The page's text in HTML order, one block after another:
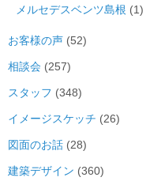
メルセデスベンツ島根 (1)
お客様の声 (52)
相談会 (257)
スタッフ (348)
イメージスケッチ (26)
図面のお話 (28)
建築デザイン (360)